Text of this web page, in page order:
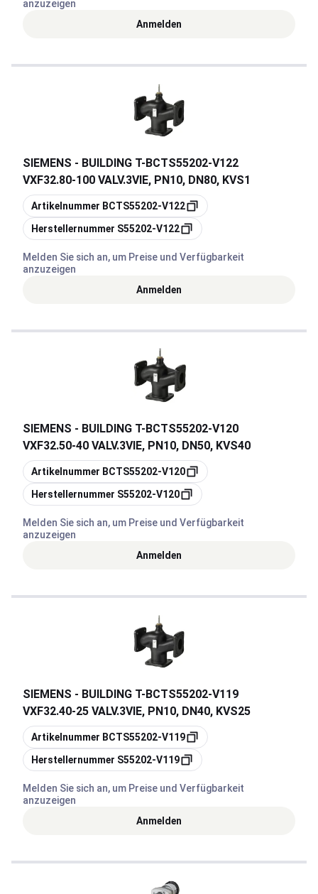
anzuzeigen
Anmelden
SIEMENS - BUILDING T-BCTS55202-V122
VXF32.80-100 VALV.3VIE, PN10, DN80, KVS1
Kopieren
Artikelnummer BCTS55202-V122
Kopieren
Herstellernummer S55202-V122
Melden Sie sich an, um Preise und Verfügbarkeit
anzuzeigen
Anmelden
SIEMENS - BUILDING T-BCTS55202-V120
VXF32.50-40 VALV.3VIE, PN10, DN50, KVS40
Kopieren
Artikelnummer BCTS55202-V120
Kopieren
Herstellernummer S55202-V120
Melden Sie sich an, um Preise und Verfügbarkeit
anzuzeigen
Anmelden
SIEMENS - BUILDING T-BCTS55202-V119
VXF32.40-25 VALV.3VIE, PN10, DN40, KVS25
Kopieren
Artikelnummer BCTS55202-V119
Kopieren
Herstellernummer S55202-V119
Melden Sie sich an, um Preise und Verfügbarkeit
anzuzeigen
Anmelden